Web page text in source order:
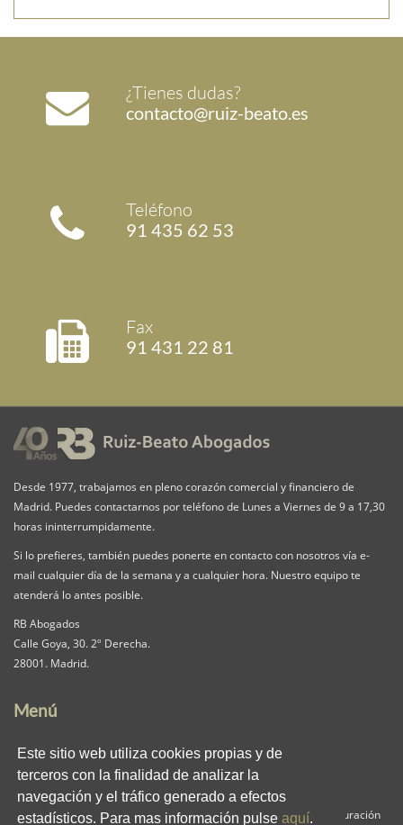
Este sitio web utiliza cookies propias y de
terceros con la finalidad de analizar la
navegación y el tráfico generado a efectos
estadísticos. Para mas información pulseaquí.
¿Tienes dudas?
contacto@ruiz-beato.es
Teléfono
91 435 62 53
Fax
91 431 22 81
Desde 1977, trabajamos en pleno corazón comercial y financiero de
Madrid. Puedes contactarnos por teléfono de Lunes a Viernes de 9 a 17,30
horas ininterrumpidamente.
Si lo prefieres, también puedes ponerte en contacto con nosotros vía e-
mail cualquier día de la semana y a cualquier hora. Nuestro equipo te
atenderá lo antes posible.
RB Abogados
Calle Goya, 30. 2º Derecha.
28001. Madrid.
Menú
Nuestra Firma Servicios
Pack iguala
Contacta
Clientes
RB en los medios
Enlaces
Privacidad
Aviso Legal
Política de Cookies Panel de Configuración